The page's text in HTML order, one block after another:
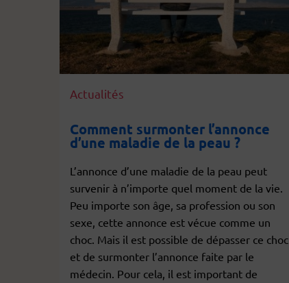
Actualités
Comment surmonter l’annonce
d’une maladie de la peau ?
L’annonce d’une maladie de la peau peut
survenir à n’importe quel moment de la vie.
Peu importe son âge, sa profession ou son
sexe, cette annonce est vécue comme un
choc. Mais il est possible de dépasser ce choc
et de surmonter l’annonce faite par le
médecin. Pour cela, il est important de